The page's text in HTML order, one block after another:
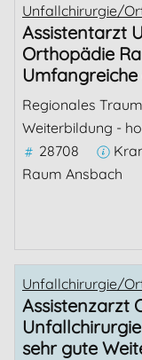
Unfallchirurgie/
Assistentarzt
Orthopädie
Regionales
Weiterbildung -
28708
Raum Ansbach
Unfallchirurgie/
Assistenzarzt
sehr gute